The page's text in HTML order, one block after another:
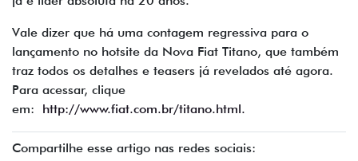
Vale dizer que há uma contagem regressiva para o
lançamento no hotsite da Nova Fiat Titano, que também
traz todos os detalhes e teasers já revelados até agora.
Para acessar, clique
em:
http://www.fiat.com.br/titano.html.
Compartilhe esse artigo nas redes sociais: